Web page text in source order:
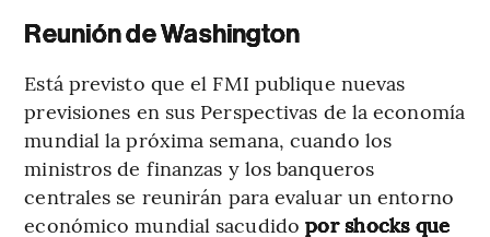
Reunión de Washington
Está previsto que el FMI publique nuevas
previsiones en sus Perspectivas de la economía
mundial la próxima semana, cuando los
ministros de finanzas y los banqueros
centrales se reunirán para evaluar un entorno
económico mundial sacudidopor shocks que